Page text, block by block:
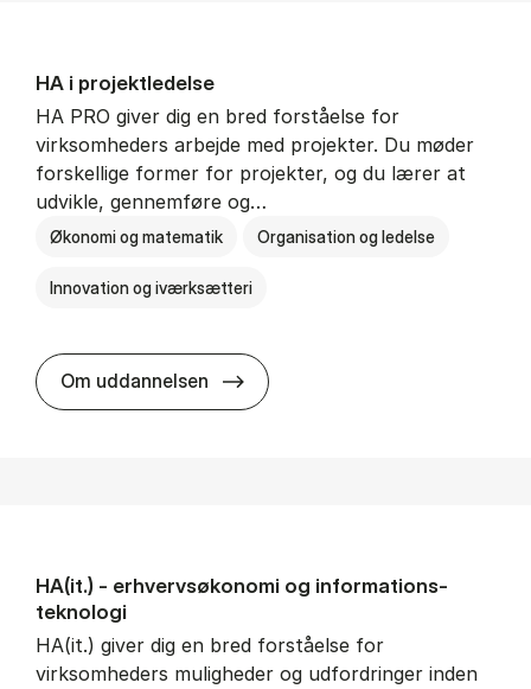
HA i pro­jekt­le­del­se
HA PRO giver dig en bred forståelse for
virksomheders arbejde med projekter. Du møder
forskellige former for projekter, og du lærer at
udvikle, gennemføre og…
Økonomi og matematik Organisation og ledelse
Innovation og iværksætteri
Om uddannelsen HA i pro­jekt­le­del­se
HA(it.) - erhvervs­økonomi og informations­
teknologi
HA(it.) giver dig en bred forståelse for
virksomheders muligheder og udfordringer inden